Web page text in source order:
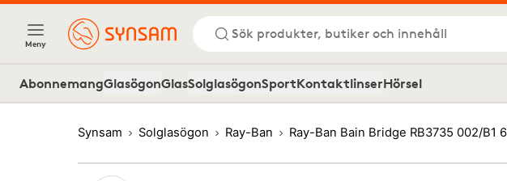
Meny
Sök produkter, butiker och innehåll
AbonnemangGlasögonGlasSolglasögonSportKontaktlinserHörsel
Synsam Solglasögon Ray-Ban Ray-Ban Bain Bridge RB3735 002/B1